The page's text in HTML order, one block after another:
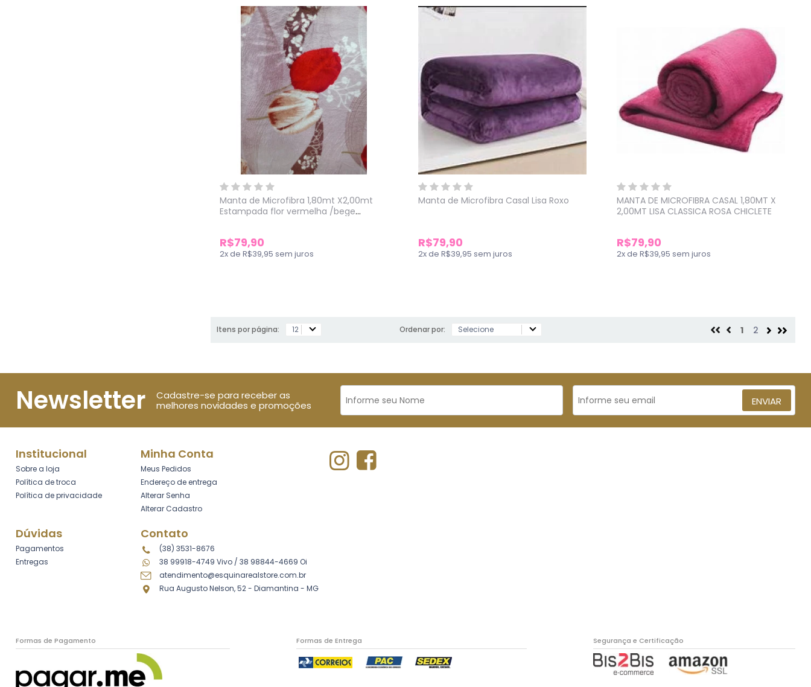
Manta de Microfibra 1,80mt X2,00mt
Estampada flor vermelha /bege
R$79,90
2xde R$39,95 sem juros
Manta de Microfibra Casal Lisa Roxo
R$79,90
2xde R$39,95 sem juros
MANTA DE MICROFIBRA CASAL 1,80MT X
2,00MT LISA CLASSICA ROSA CHICLETE
R$79,90
2xde R$39,95 sem juros
Itens por página: Ordenar por: 1 2
Newsletter
Cadastre-se para receber as
melhores novidades e promoções
ENVIAR
Institucional
Sobre a loja
Política de troca
Política de privacidade
Minha Conta
Meus Pedidos
Endereço de entrega
Alterar Senha
Alterar Cadastro
Dúvidas
Pagamentos
Entregas
Contato
(38) 3531-8676
38 99918-4749 Vivo/ 38 98844-4669 Oi
atendimento@esquinarealstore.com.br
Rua Augusto Nelson, 52 - Diamantina - MG
Formas de Pagamento Formas de Entrega Segurança e Certificação